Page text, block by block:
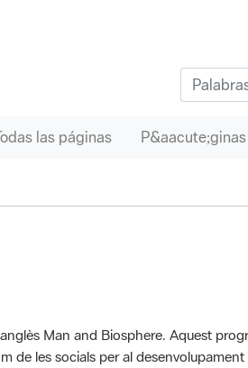
las páginas
Man and Biosphere. Aquest
de les socials per al